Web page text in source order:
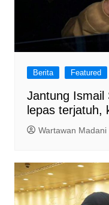
Berita Featured
Jantung Ismail
lepas terjatuh,
Wartawan Madani